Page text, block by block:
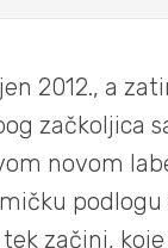
2012., a
začkoljica
novom
začini,